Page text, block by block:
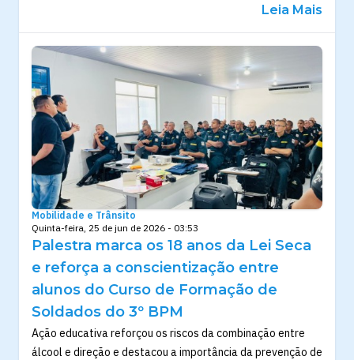
Leia Mais
Mobilidade e Trânsito
Quinta-feira, 25 de jun de 2026 - 03:53
Palestra marca os 18 anos da Lei Seca
e reforça a conscientização entre
alunos do Curso de Formação de
Soldados do 3º BPM
Ação educativa reforçou os riscos da combinação entre
álcool e direção e destacou a importância da prevenção de